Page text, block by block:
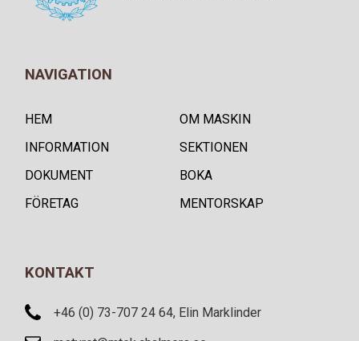
NAVIGATION
HEM
OM MASKIN
INFORMATION
SEKTIONEN
DOKUMENT
BOKA
FÖRETAG
MENTORSKAP
KONTAKT
+46 (0) 73-707 24 64, Elin Marklinder